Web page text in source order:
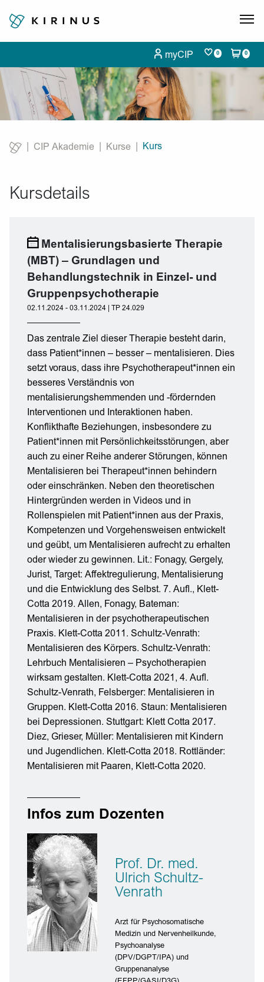
myCIP 0 0
CIP Akademie Kurse
Current:
Kurs
Kursdetails
Mentalisierungsbasierte Therapie
(MBT) – Grundlagen und
Behandlungstechnik in Einzel- und
Gruppenpsychotherapie
02.11.2024 - 03.11.2024 | TP 24.029
Das zentrale Ziel dieser Therapie besteht darin,
dass Patient*innen – besser – mentalisieren. Dies
setzt voraus, dass ihre Psychotherapeut*innen ein
besseres Verständnis von
mentalisierungshemmenden und -fördernden
Interventionen und Interaktionen haben.
Konflikthafte Beziehungen, insbesondere zu
Patient*innen mit Persönlichkeitsstörungen, aber
auch zu einer Reihe anderer Störungen, können
Mentalisieren bei Therapeut*innen behindern
oder einschränken. Neben den theoretischen
Hintergründen werden in Videos und in
Rollenspielen mit Patient*innen aus der Praxis,
Kompetenzen und Vorgehensweisen entwickelt
und geübt, um Mentalisieren aufrecht zu erhalten
oder wieder zu gewinnen. Lit.: Fonagy, Gergely,
Jurist, Target: Affektregulierung, Mentalisierung
und die Entwicklung des Selbst. 7. Aufl., Klett-
Cotta 2019. Allen, Fonagy, Bateman:
Mentalisieren in der psychotherapeutischen
Praxis. Klett-Cotta 2011. Schultz-Venrath:
Mentalisieren des Körpers. Schultz-Venrath:
Lehrbuch Mentalisieren – Psychotherapien
wirksam gestalten. Klett-Cotta 2021, 4. Aufl.
Schultz-Venrath, Felsberger: Mentalisieren in
Gruppen. Klett-Cotta 2016. Staun: Mentalisieren
bei Depressionen. Stuttgart: Klett Cotta 2017.
Diez, Grieser, Müller: Mentalisieren mit Kindern
und Jugendlichen. Klett-Cotta 2018. Rottländer:
Mentalisieren mit Paaren, Klett-Cotta 2020.
Infos zum Dozenten
Prof. Dr. med.
Ulrich Schultz-
Venrath
Arzt für Psychosomatische
Medizin und Nervenheilkunde,
Psychoanalyse
(DPV/DGPT/IPA) und
Gruppenanalyse